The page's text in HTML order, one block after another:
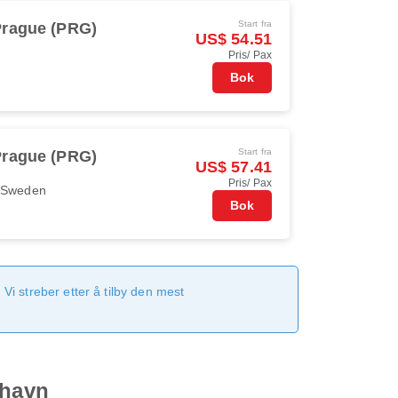
(PRG) Start fra
US$ 54.51
Pris/ Pax
Bok
(PRG) Start fra
US$ 57.41
Pris/ Pax
Bok
streber etter å tilby den mest